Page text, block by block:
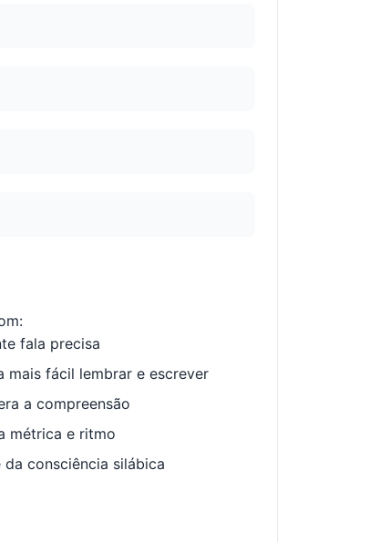
fala precisa
fácil lembrar e escrever
a compreensão
métrica e ritmo
consciência silábica